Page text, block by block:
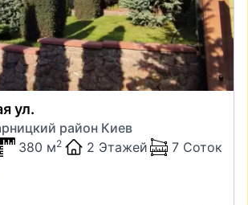
ул.
район Киев
380 м2 2 Этажей
7 Соток